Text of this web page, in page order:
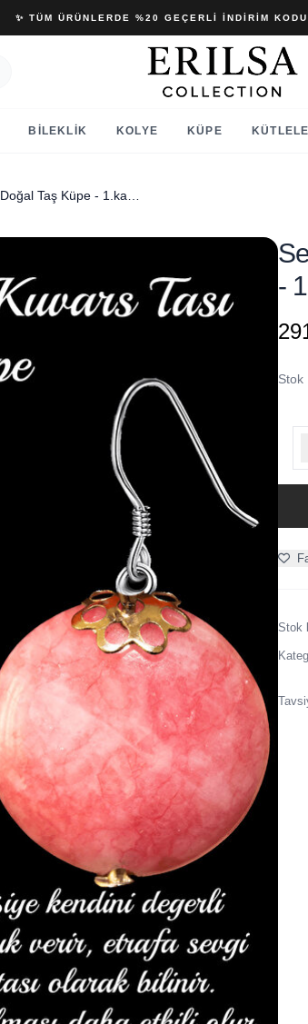
✨ TÜM ÜRÜNLERDE %20 GEÇERLI İNDIRIM
BILEKLIK KOLYE KÜPE
-
Stok
Stok